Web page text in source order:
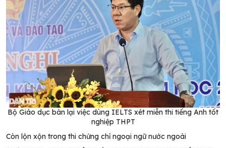
Bộ Giáo dục bàn lại việc dùng IELTS xét miễn thi tiếng Anh tốt
nghiệp THPT
Còn lộn xộn trong thi chứng chỉ ngoại ngữ nước ngoài